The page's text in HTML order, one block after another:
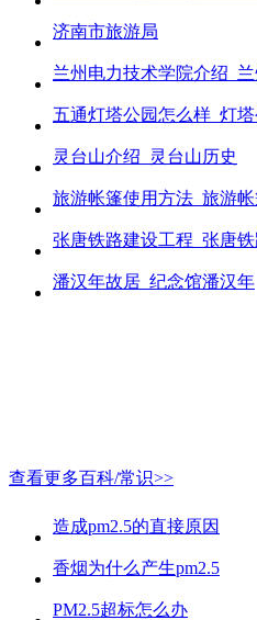
济南市旅游局
兰州电力技术学院介绍_
五通灯塔公园怎么样_灯塔
灵台山介绍_灵台山历史
旅游帐篷使用方法_旅游
张唐铁路建设工程_张唐
潘汉年故居_纪念馆潘汉年
查看更多百科/常识>>
造成pm2.5的直接原因
香烟为什么产生pm2.5
PM2.5超标怎么办